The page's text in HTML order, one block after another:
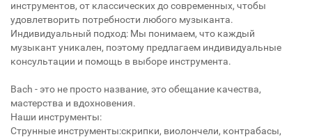
инструментов, от классических до современных, чтобы
удовлетворить потребности любого музыканта.
Индивидуальный подход: Мы понимаем, что каждый
музыкант уникален, поэтому предлагаем индивидуальные
консультации и помощь в выборе инструмента.
Bach - это не просто название, это обещание качества,
мастерства и вдохновения.
Наши инструменты:
Струнные инструменты:скрипки, виолончели, контрабасы,